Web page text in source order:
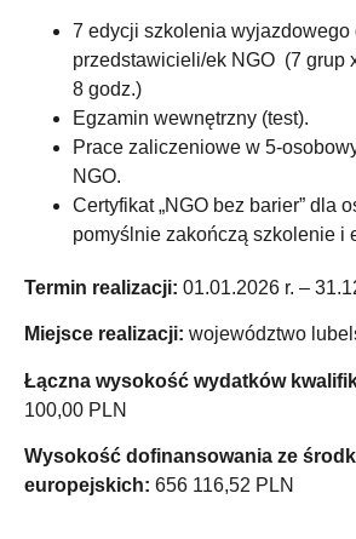
7 edycji szkolenia wyjazdowego
przedstawicieli/ek NGO (7 grup
8 godz.)
Egzamin wewnętrzny (test).
Prace zaliczeniowe w 5-
NGO.
Certyfikat „NGO bez barier” dla
pomyślnie zakończą szkolenie i
Termin realizacji: 01.01.2026 r. –
Miejsce realizacji: województwo
Łączna wysokość wydatków
100,00 PLN
Wysokość dofinansowania ze
europejskich: 656 116,52 PLN